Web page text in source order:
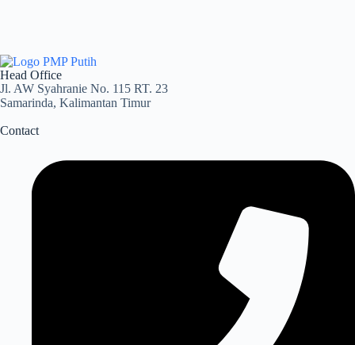
Head Office
Jl. AW Syahranie No. 115 RT. 23
Samarinda, Kalimantan Timur
Contact